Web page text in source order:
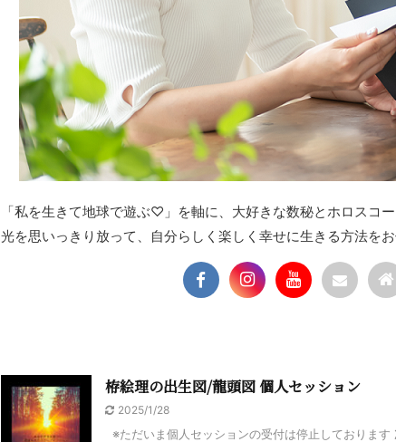
「私を生きて地球で遊ぶ♡」を軸に、大好きな数秘とホロスコ
光を思いっきり放って、自分らしく楽しく幸せに生きる方法を
栫絵理の出生図/龍頭図 個人セッション
2025/1/28
※ただいま個人セッションの受付は停止しておりま